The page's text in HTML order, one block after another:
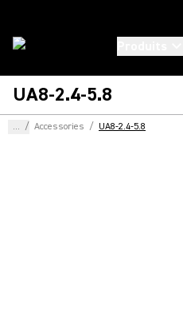
UA8-2.4-5.8
... / Accessories / UA8-2.4-5.8